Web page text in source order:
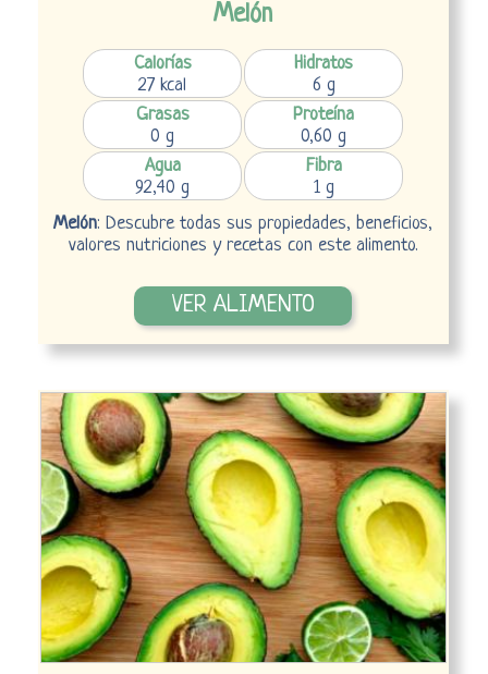
Melón
Calorías
27 kcal
Hidratos
6 g
Grasas
0 g
Proteína
0,60 g
Agua
92,40 g
Fibra
1 g
Melón: Descubre todas sus propiedades, beneficios,
valores nutriciones y recetas con este alimento.
VER ALIMENTO